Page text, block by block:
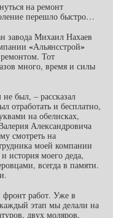
на ремонт
перешло быстро…
завода Михаил Нахаев
«Альянсстрой»
Тот
много, время и силы
был, – рассказал
отработать и бесплатно,
на обелисках,
Александровича
смотреть на
моей компании
история моего деда,
всегда в памяти.
фронт работ. Уже в
этап мы делали на
двух моляров,